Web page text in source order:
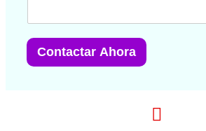
Contactar Ahora